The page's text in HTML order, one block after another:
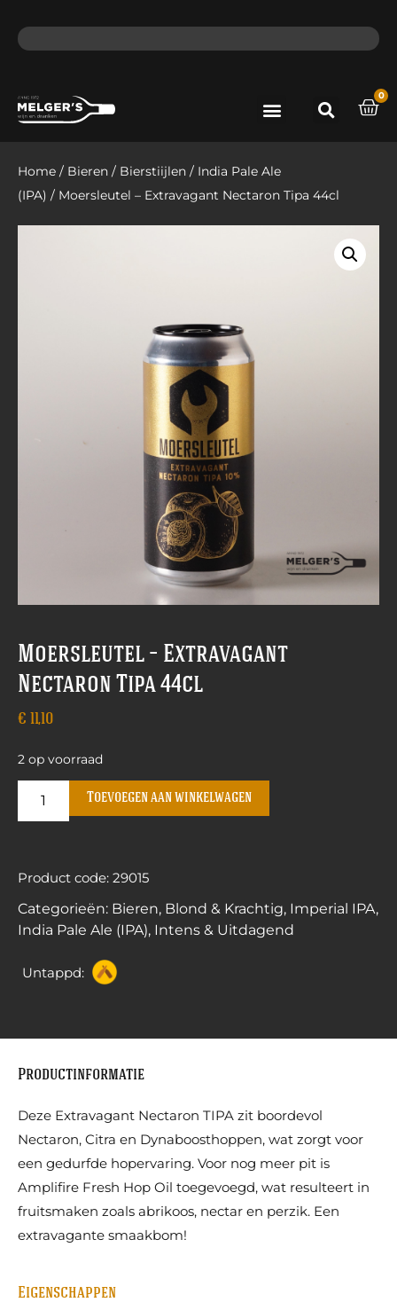
0
Home / Bieren / Bierstiijlen / India Pale Ale
(IPA) / Moersleutel – Extravagant Nectaron Tipa 44cl
Moersleutel – Extravagant
Nectaron Tipa 44cl
€ 11,10
2 op voorraad
Toevoegen aan winkelwagen
Product code: 29015
Categorieën: Bieren, Blond & Krachtig, Imperial IPA,
India Pale Ale (IPA), Intens & Uitdagend
Untappd:
Productinformatie
Deze Extravagant Nectaron TIPA zit boordevol
Nectaron, Citra en Dynaboosthoppen, wat zorgt voor
een gedurfde hopervaring. Voor nog meer pit is
Amplifire Fresh Hop Oil toegevoegd, wat resulteert in
fruitsmaken zoals abrikoos, nectar en perzik. Een
extravagante smaakbom!
Eigenschappen